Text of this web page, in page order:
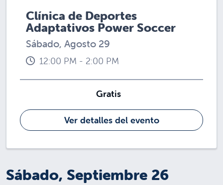
Clínica de Deportes
Adaptativos Power Soccer
Sábado, Agosto 29
12:00 PM - 2:00 PM
Gratis
Ver detalles del evento
Sábado, Septiembre 26